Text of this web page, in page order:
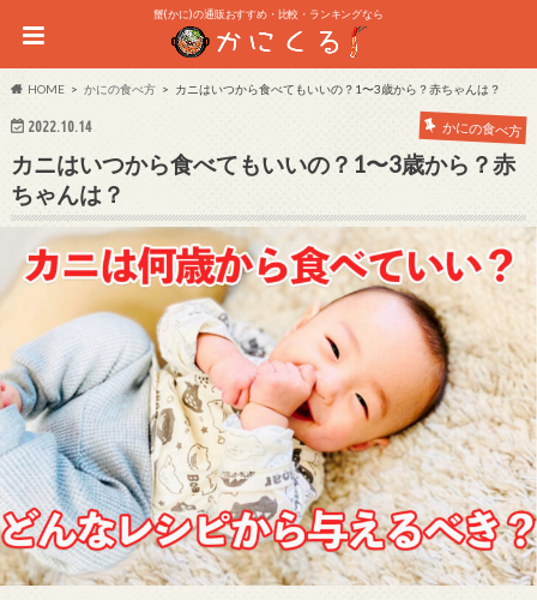
蟹(かに)の通販おすすめ・比較・ランキングなら
HOME かにの食べ方 カニはいつから食べてもいいの？1〜3歳から？赤ちゃんは？
2022.10.14 かにの食べ方
カニはいつから食べてもいいの？1〜3歳から？赤
ちゃんは？